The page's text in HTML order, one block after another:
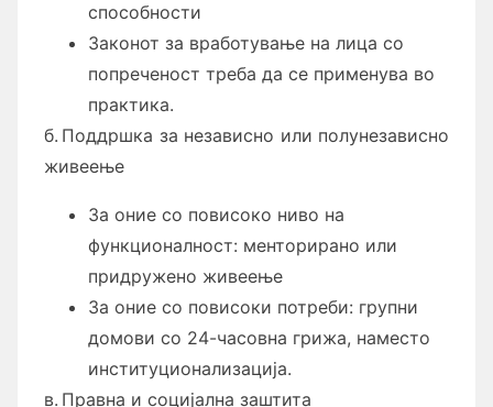
способности
Законот за вработување на лица со
попреченост треба да се применува во
практика.
б. Поддршка за независно или полунезависно
живеење
За оние со повисоко ниво на
функционалност: менторирано или
придружено живеење
За оние со повисоки потреби: групни
домови со 24-часовна грижа, наместо
институционализација.
в. Правна и социјална заштита